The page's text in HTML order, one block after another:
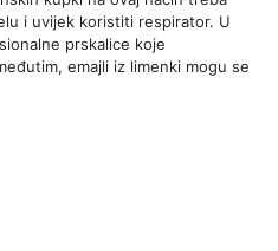
i uvijek koristiti respirator. U
prskalice koje
emajli iz limenki mogu se